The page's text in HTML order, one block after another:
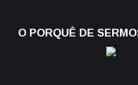
O PORQUÊ DE